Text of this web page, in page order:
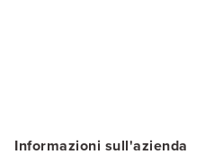
Informazioni sull'azienda